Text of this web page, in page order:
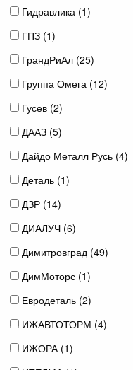
Гидравлика (1)
ГПЗ (1)
ГрандРиАл (25)
Группа Омега (12)
Гусев (2)
ДААЗ (5)
Дайдо Металл Русь (4)
Деталь (1)
ДЗР (14)
ДИАЛУЧ (6)
Димитровград (49)
ДимМоторс (1)
Евродеталь (2)
ИЖАВТОТОРМ (4)
ИЖОРА (1)